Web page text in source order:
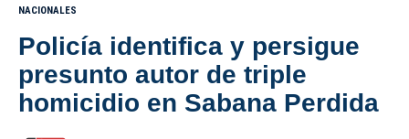
NACIONALES
Policía identifica y persigue
presunto autor de triple
homicidio en Sabana Perdida